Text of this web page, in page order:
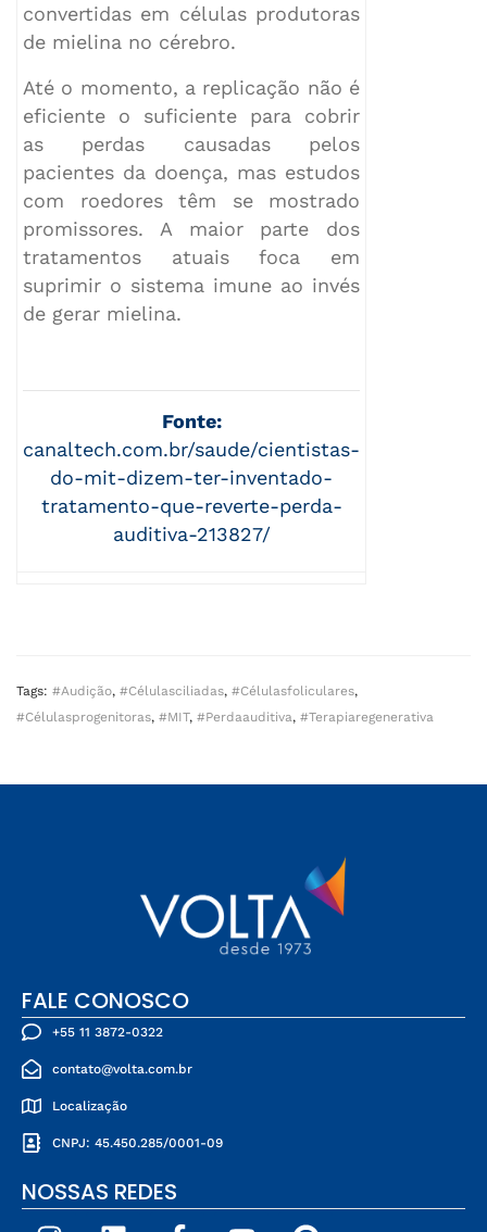
convertidas em células produtoras
de mielina no cérebro.
Até o momento, a replicação não é
eficiente o suficiente para cobrir
as perdas causadas pelos
pacientes da doença, mas estudos
com roedores têm se mostrado
promissores. A maior parte dos
tratamentos atuais foca em
suprimir o sistema imune ao invés
de gerar mielina.
Fonte:
canaltech.com.br/saude/cientistas-
do-mit-dizem-ter-inventado-
tratamento-que-reverte-perda-
auditiva-213827/
Tags: #audição, #célulasciliadas, #célulasfoliculares,
#célulasprogenitoras, #MIT, #perdaauditiva, #terapiaregenerativa
FALE CONOSCO
+55 11 3872-0322
contato@volta.com.br
Localização
CNPJ: 45.450.285/0001-09
NOSSAS REDES